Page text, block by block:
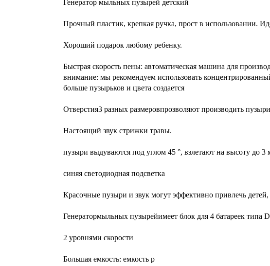
Генератор мыльных пузырей детский
Прочный пластик, крепкая ручка, прост в использовании.
Хороший подарок любому ребенку.
Быстрая скорость пены: автоматическая машина для
внимание: мы рекомендуем использовать
больше пузырьков и цвета создается
Отверстия3 разных размеровпрозволяют производить
Настоящий звук стрижки травы.
пузыри выдуваются под углом 45 °, взлетают на высоту до 3
синяя светодиодная подсветка
Красочные пузыри и звук могут эффективно привлечь
Генератормыльных пузырейимеет блок для 4 батареек типа
2 уровнями скорости
Большая емкость: емкость р